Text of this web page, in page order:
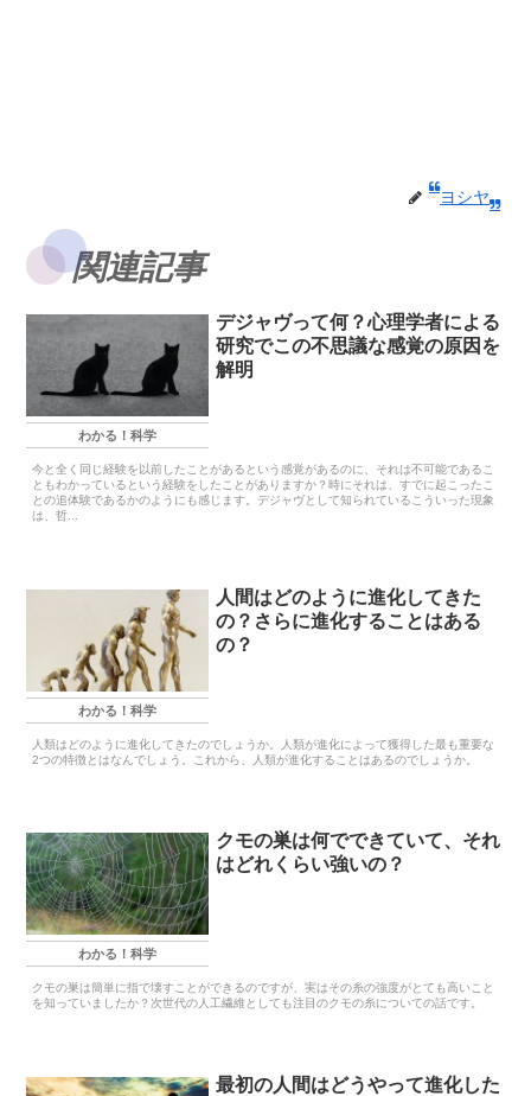
ヨシヤ
関連記事
わかる！科学
デジャヴって何？心理学者による
研究でこの不思議な感覚の原因を
解明
今と全く同じ経験を以前したことがあるという感覚があるのに、それは不可能であるこ
ともわかっているという経験をしたことがありますか？時にそれは、すでに起こったこ
との追体験であるかのようにも感じます。デジャヴとして知られているこういった現象
は、哲...
わかる！科学
人間はどのように進化してきた
の？さらに進化することはある
の？
人類はどのように進化してきたのでしょうか。人類が進化によって獲得した最も重要な
2つの特徴とはなんでしょう。これから、人類が進化することはあるのでしょうか。
わかる！科学
クモの巣は何でできていて、それ
はどれくらい強いの？
クモの巣は簡単に指で壊すことができるのですが、実はその糸の強度がとても高いこと
を知っていましたか？次世代の人工繊維としても注目のクモの糸についての話です。
最初の人間はどうやって進化した